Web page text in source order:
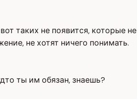
таких не появится, которые не
не хотят ничего понимать.
ты им обязан, знаешь?